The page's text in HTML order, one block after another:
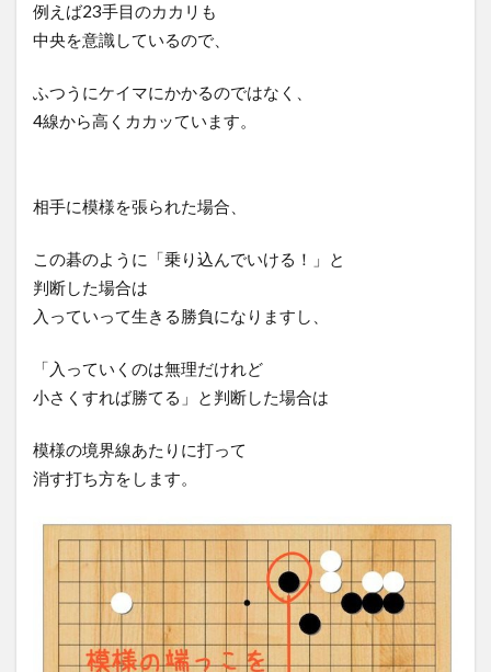
例えば23手目のカカリも
中央を意識しているので、
ふつうにケイマにかかるのではなく、
4線から高くカカッています。
相手に模様を張られた場合、
この碁のように「乗り込んでいける！」と
判断した場合は
入っていって生きる勝負になりますし、
「入っていくのは無理だけれど
小さくすれば勝てる」と判断した場合は
模様の境界線あたりに打って
消す打ち方をします。